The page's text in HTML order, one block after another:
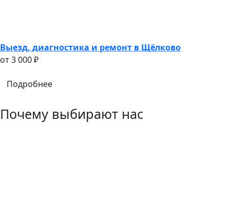
Выезд, диагностика и ремонт в Щёлково
oт 3 000 ₽
Подробнее
Почему выбирают нас